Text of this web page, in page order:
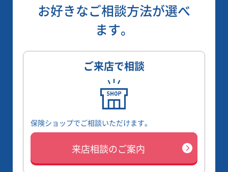
お好きなご相談方法が選べ
ます。
ご来店で相談
保険ショップでご相談いただけます。
来店相談のご案内